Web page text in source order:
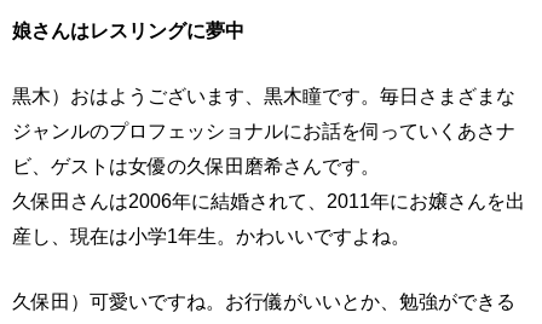
娘さんはレスリングに夢中
黒木）おはようございます、黒木瞳です。毎日さまざまな
ジャンルのプロフェッショナルにお話を伺っていくあさナ
ビ、ゲストは女優の久保田磨希さんです。
久保田さんは2006年に結婚されて、2011年にお嬢さんを出
産し、現在は小学1年生。かわいいですよね。
久保田）可愛いですね。お行儀がいいとか、勉強ができる